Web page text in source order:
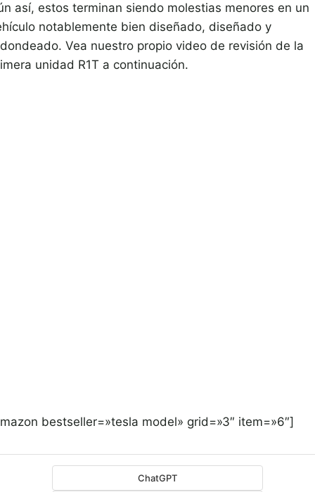
así, estos terminan siendo molestias menores en un
notablemente bien diseñado, diseñado y
Vea nuestro propio video de revisión de la
unidad R1T a continuación.
bestseller=»tesla model» grid=»3″ item=»6″]
ChatGPT